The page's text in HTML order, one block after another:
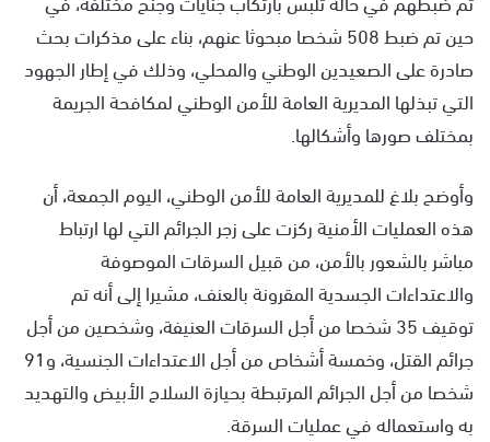
ا
ت
ر
ن
ا
حين تم ضبط 508 شخصا مبحوثا عنهم، بناء على مذكرات بحث
صادرة على الصعيدين الوطني والمحلي، وذلك في إطار الجهود
التي تبذلها المديرية العامة للأمن الوطني لمكافحة الجريمة
بمختلف صورها وأشكالها.
وأوضح بلاغ للمديرية العامة للأمن الوطني، اليوم الجمعة، أن
هذه العمليات الأمنية ركزت على زجر الجرائم التي لها ارتباط
مباشر بالشعور بالأمن، من قبيل السرقات الموصوفة
والاعتداءات الجسدية المقرونة بالعنف، مشيرا إلى أنه تم
توقيف 35 شخصا من أجل السرقات العنيفة، وشخصين من أجل
جرائم القتل، وخمسة أشخاص من أجل الاعتداءات الجنسية، و91
شخصا من أجل الجرائم المرتبطة بحيازة السلاح الأبيض والتهديد
به واستعماله في عمليات السرقة.